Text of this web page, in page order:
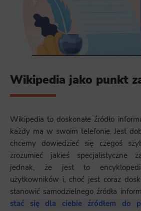
Wikipedia jako punkt
Wikipedia to doskonałe źródło
każdy ma w swoim telefonie. Jest
chcemy dowiedzieć się czegoś
zrozumieć jakieś specjalistyczne
jednak, że jest to
użytkowników i, choć jest coraz
stanowić samodzielnego źródła
stać się dla ciebie źródłem do